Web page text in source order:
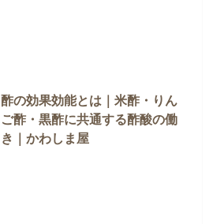
酢の効果効能とは｜米酢・りん
ご酢・黒酢に共通する酢酸の働
き｜かわしま屋